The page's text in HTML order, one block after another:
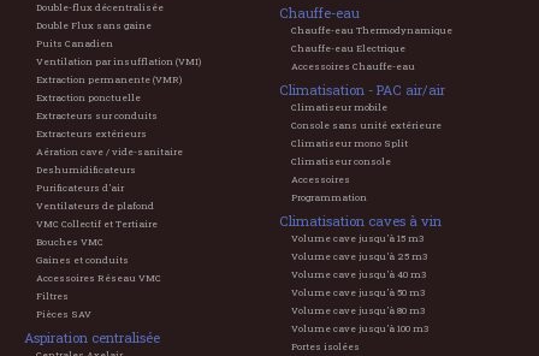
Double-flux décentralisée
Double Flux sans gaine
Puits Canadien
Ventilation par insufflation (VMI)
Extraction permanente (VMR)
Extraction ponctuelle
Extracteurs sur conduits
Extracteurs extérieurs
Aération cave / vide-sanitaire
Deshumidificateurs
Purificateurs d'air
Ventilateurs de plafond
VMC Collectif et Tertiaire
Bouches VMC
Gaines et conduits
Accessoires Réseau VMC
Filtres
Pièces SAV
Aspiration centralisée
Chauffe-eau
Chauffe-eau Thermodynamique
Chauffe-eau Electrique
Accessoires Chauffe-eau
Climatisation - PAC air/air
Climatiseur mobile
Console sans unité extérieure
Climatiseur mono Split
Climatiseur console
Accessoires
Programmation
Climatisation caves à vin
Volume cave jusqu'à 15 m3
Volume cave jusqu'à 25 m3
Volume cave jusqu'à 40 m3
Volume cave jusqu'à 50 m3
Volume cave jusqu'à 80 m3
Volume cave jusqu'à 100 m3
Portes isolées